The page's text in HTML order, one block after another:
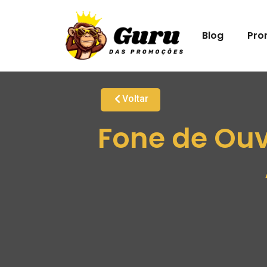
Blog
Voltar
Fone de